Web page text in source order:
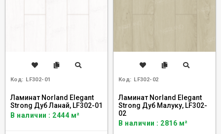
Код: LF302-01
Ламинат Norland Elegant
Strong Дуб Ланай, LF302-01
В наличии : 2444 м²
Код: LF302-02
Ламинат Norland Elegant
Strong Дуб Малуку, LF302-
02
В наличии : 2816 м²